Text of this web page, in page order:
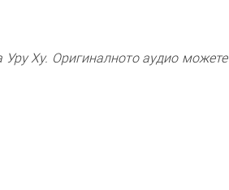
Уру Ху. Оригиналното аудио можете